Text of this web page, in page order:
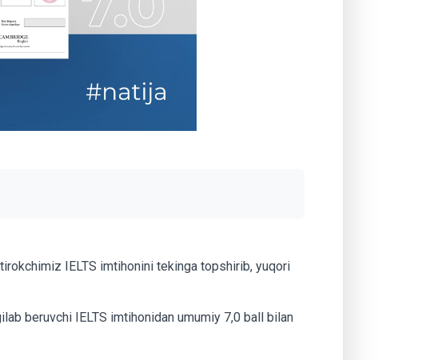
IELTS imtihonini tekinga topshirib, yuqori
beruvchi IELTS imtihonidan umumiy 7,0 ball bilan